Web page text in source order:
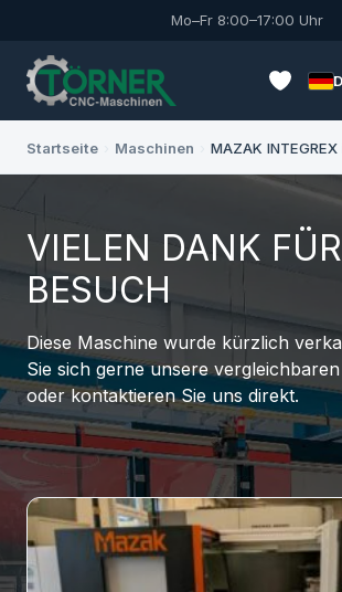
Mo–Fr 8:00–17:00 Uhr
Startseite Maschinen MAZAK
VIELEN DANK
BESUCH
Diese Maschine wurde kürzlich
Sie sich gerne unsere
oder kontaktieren Sie uns direkt.